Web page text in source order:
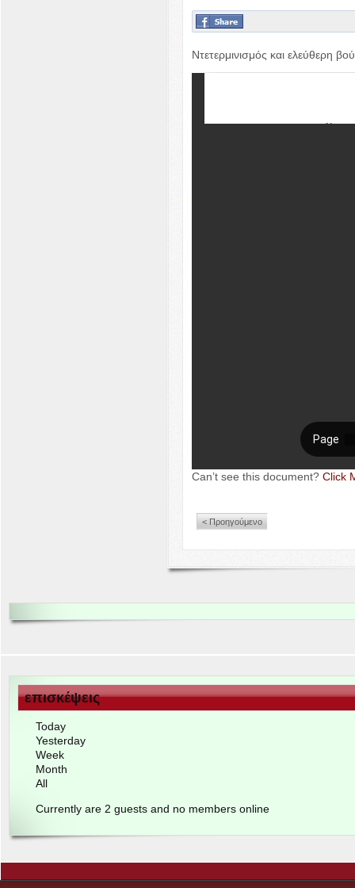
Ντετερμινισμός και ελεύθερη
Can’t see this doc­u­ment? Click
< Προηγούμενο
επισκέψεις
Today
Yes­ter­day
Week
Month
All
Cur­rently are2 guests and no mem­bers online